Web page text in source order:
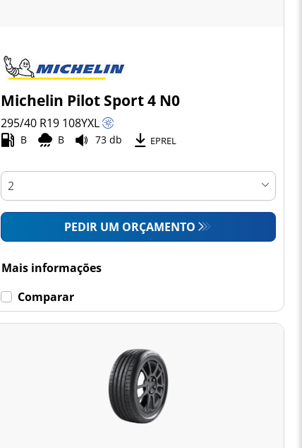
Michelin Pilot Sport 4 N0
295/40 R19 108YXL
B B 73 db EPREL
PEDIR UM ORÇAMENTO
Mais informações
Comparar